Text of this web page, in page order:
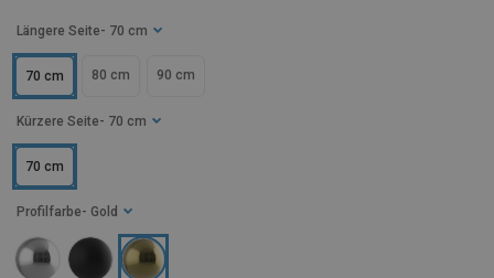
Längere Seite - 70 cm
70 cm 80 cm 90 cm
Kürzere Seite - 70 cm
70 cm
Profilfarbe - Gold